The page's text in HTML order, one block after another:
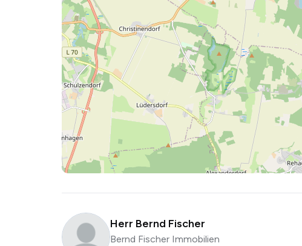
Herr Bernd Fischer
Bernd Fischer Immobilien